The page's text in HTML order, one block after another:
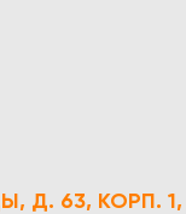
Д. 63, КОРП.